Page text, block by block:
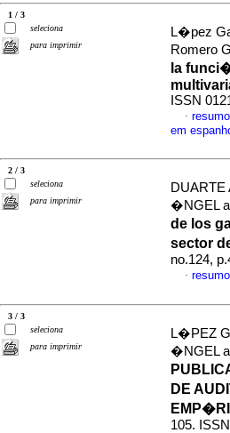
1 / 3
seleciona
para imprimir
L�pez
Romero
la
ISSN
·
em
2 / 3
seleciona
para imprimir
�NGEL
de los
sector
no.124,
·
3 / 3
seleciona
para imprimir
L�PEZ
�NGEL
DE
105.